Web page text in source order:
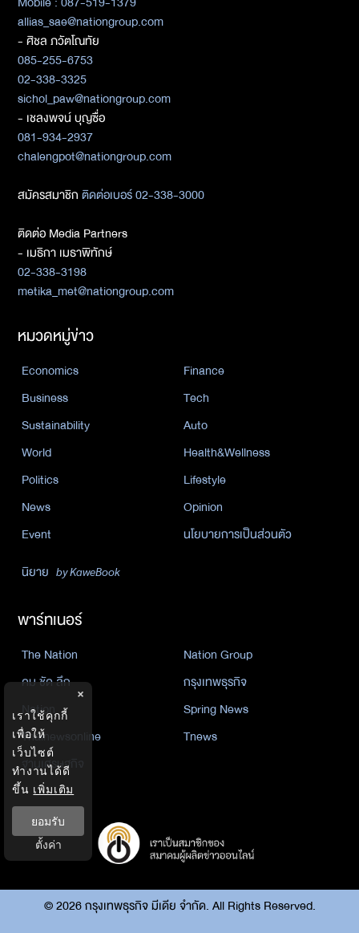
allias_sae@nationgroup.com
- ศิชล ภวัตโณทัย
085-255-6753
02-338-3325
sichol_paw@nationgroup.com
- เชลงพจน์ บุญซื่อ
081-934-2937
chalengpot@nationgroup.com
สมัครสมาชิกติดต่อเบอร์ 02-338-3000
ติดต่อ Media Partners
- เมธิกา เมธาพิทักษ์
02-338-3198
metika_met@nationgroup.com
หมวดหมู่ข่าว
Economics
Finance
Business
Tech
Sustainability
Auto
World
Health&Wellness
Politics
Lifestyle
News
Opinion
Event
นโยบายการเป็นส่วนตัว
นิยาย by KaweBook
พาร์ทเนอร์
The Nation
Nation Group
คม ชัด ลึก
กรุงเทพธุรกิจ
Nation
Spring News
Thainewsonline
Tnews
ฐานเศรษฐกิจ
©2026กรุงเทพธุรกิจ มีเดีย จำกัด. All Rights Reserved.
×
เราใช้คุกกี้
เพื่อให้
เว็บไซต์
ทำงานได้ดี
ขึ้น เพิ่มเติม
ยอมรับ
ตั้งค่า